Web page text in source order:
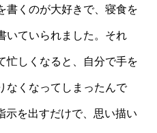
書くのが大好きで、寝食を
いていられました。それ
忙しくなると、自分で手を
なくなってしまったんで
示を出すだけで、思い描い